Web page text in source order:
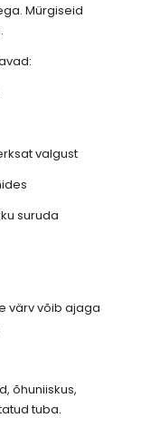
Mürgiseid
valgust
suruda
värv võib ajaga
õhuniiskus,
tuba.